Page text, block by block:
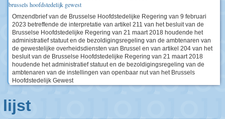
brussels hoofdstedelijk gewest
Omzendbrief van de Brusselse Hoofdstedelijke Regering van 9 februari
2023 betreffende de interpretatie van artikel 211 van het besluit van de
Brusselse Hoofdstedelijke Regering van 21 maart 2018 houdende het
administratief statuut en de bezoldigingsregeling van de ambtenaren van
de gewestelijke overheidsdiensten van Brussel en van artikel 204 van het
besluit van de Brusselse Hoofdstedelijke Regering van 21 maart 2018
houdende het administratief statuut en de bezoldigingsregeling van de
ambtenaren van de instellingen van openbaar nut van het Brussels
Hoofdstedelijk Gewest
lijst